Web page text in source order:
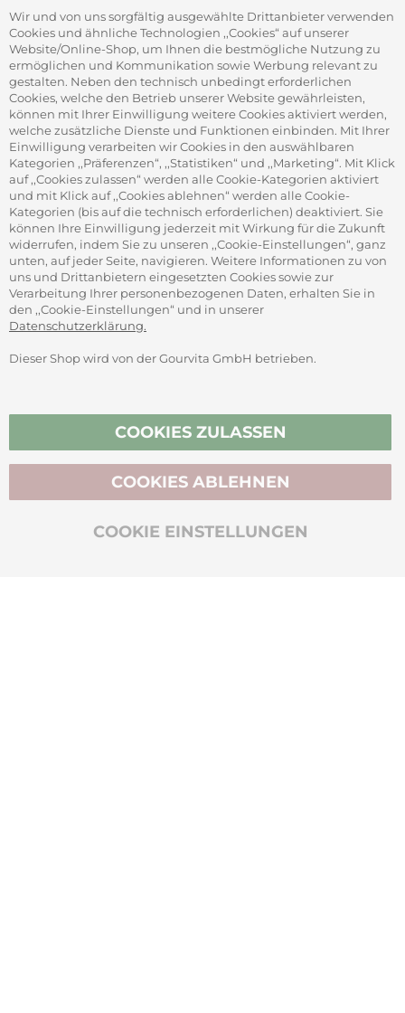
Office Coffee Kaffee für das Büro
Firmenkundenservice
Firmenrabatt-Programm
Werbegeschenke
ADRESSE
Gourvita GmbH
Adam-Opel-Str. 19
63322 Rödermark
SICHER ZAHLEN
Vertrag widerrufen
BIO-ZERTIFIZIERT
Wir und von uns sorgfältig ausgewählte Drittanbieter verwenden
Cookies und ähnliche Technologien ,,Cookies“ auf unserer
Website/Online-Shop, um Ihnen die bestmögliche Nutzung zu
ermöglichen und Kommunikation sowie Werbung relevant zu
gestalten. Neben den technisch unbedingt erforderlichen
Cookies, welche den Betrieb unserer Website gewährleisten,
können mit Ihrer Einwilligung weitere Cookies aktiviert werden,
welche zusätzliche Dienste und Funktionen einbinden. Mit Ihrer
Einwilligung verarbeiten wir Cookies in den auswählbaren
Kategorien ,,Präferenzen“, ,,Statistiken“ und ,,Marketing“. Mit Klick
auf ,,Cookies zulassen“ werden alle Cookie-Kategorien aktiviert
und mit Klick auf ,,Cookies ablehnen“ werden alle Cookie-
Kategorien (bis auf die technisch erforderlichen) deaktiviert. Sie
können Ihre Einwilligung jederzeit mit Wirkung für die Zukunft
widerrufen, indem Sie zu unseren ,,Cookie-Einstellungen“, ganz
unten, auf jeder Seite, navigieren. Weitere Informationen zu von
uns und Drittanbietern eingesetzten Cookies sowie zur
Verarbeitung Ihrer personenbezogenen Daten, erhalten Sie in
den ,,Cookie-Einstellungen“ und in unserer
Datenschutzerklärung.
Dieser Shop wird von der Gourvita GmbH betrieben.
COOKIES ZULASSEN
COOKIE EINSTELLUNGEN
COOKIES ABLEHNEN